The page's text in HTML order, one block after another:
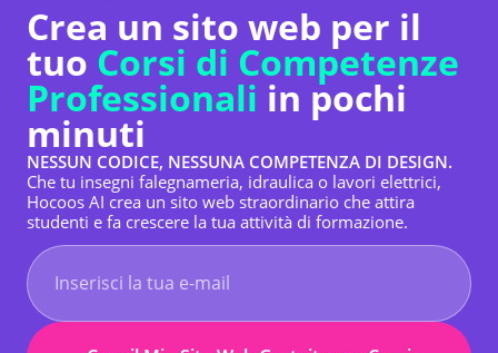
Crea un sito web per il
tuo Corsi di Competenze
Professionali in pochi
minuti
NESSUN CODICE, NESSUNA COMPETENZA DI DESIGN.
Che tu insegni falegnameria, idraulica o lavori elettrici,
Hocoos AI crea un sito web straordinario che attira
studenti e fa crescere la tua attività di formazione.